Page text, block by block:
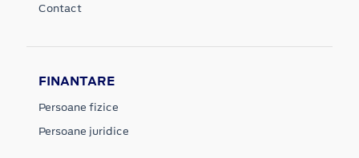
Contact
FINANTARE
Persoane fizice
Persoane juridice